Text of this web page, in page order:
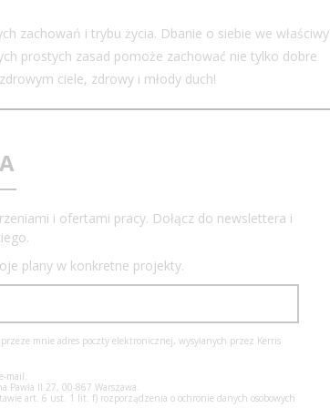
zachowań i trybu życia. Dbanie o siebie we właściwy
prostych zasad pomoże zachować nie tylko dobre
ciele, zdrowy i młody duch!
i ofertami pracy. Dołącz do newslettera i
plany w konkretne projekty.
mnie adres poczty elektronicznej, wysyłanych przez Kerris
mail.
Pawła II 27, 00-867 Warszawa.
art. 6 ust. 1 lit. f) rozporządzenia o ochronie danych osobowych